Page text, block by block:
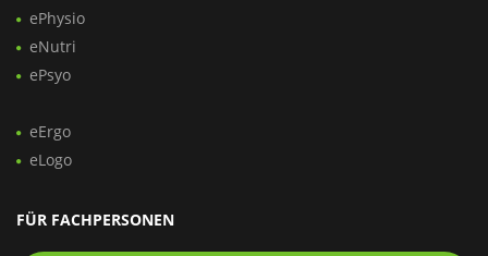
ePhysio
eNutri
ePsyo
eErgo
eLogo
FÜR FACHPERSONEN